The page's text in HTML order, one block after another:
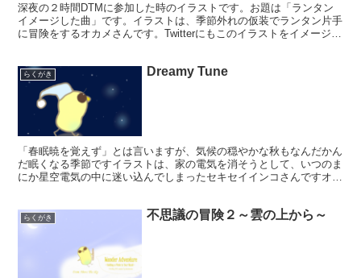
深夜の２時間DTMに参加した時のイラストです。お題は「ランタン
イメージした曲」です。イラストは、季節外れの仮装でランタン片手
に冒険をするオカメさんです。Twitterにもこのイラストをイメージし
らくがき Dreamy Tune
「春眠暁を覚えず」とは言いますが、気候の穏やかな秋もなんだかん
だ眠くなる季節ですイラストは、家の電気を消そうとして、いつのま
にか星空電気の中に迷い込んでしまったセキセイインコさんですオル
らくがき 不思議の冒険２～雲の上から～